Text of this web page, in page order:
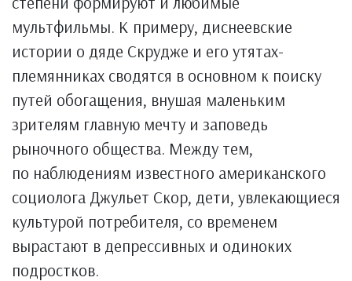
мультфильмы. К примеру, диснеевские
истории о дяде Скрудже и его утятах-
племянниках сводятся в основном к поиску
путей обогащения, внушая маленьким
зрителям главную мечту и заповедь
рыночного общества. Между тем,
по наблюдениям известного американского
социолога Джульет Скор, дети, увлекающиеся
культурой потребителя, со временем
вырастают в депрессивных и одиноких
подростков.